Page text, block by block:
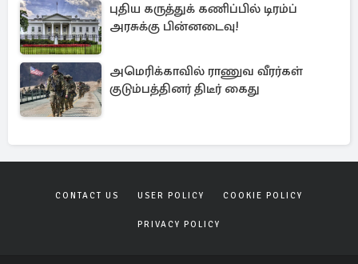
புதிய கருத்துக் கணிப்பில் டிரம்ப்
அரசுக்கு பின்னடைவு!
அமெரிக்காவில் ராணுவ வீரர்கள்
குடும்பத்தினர் திடீர் கைது
CONTACT US USER POLICY COOKIE POLICY
PRIVACY POLICY